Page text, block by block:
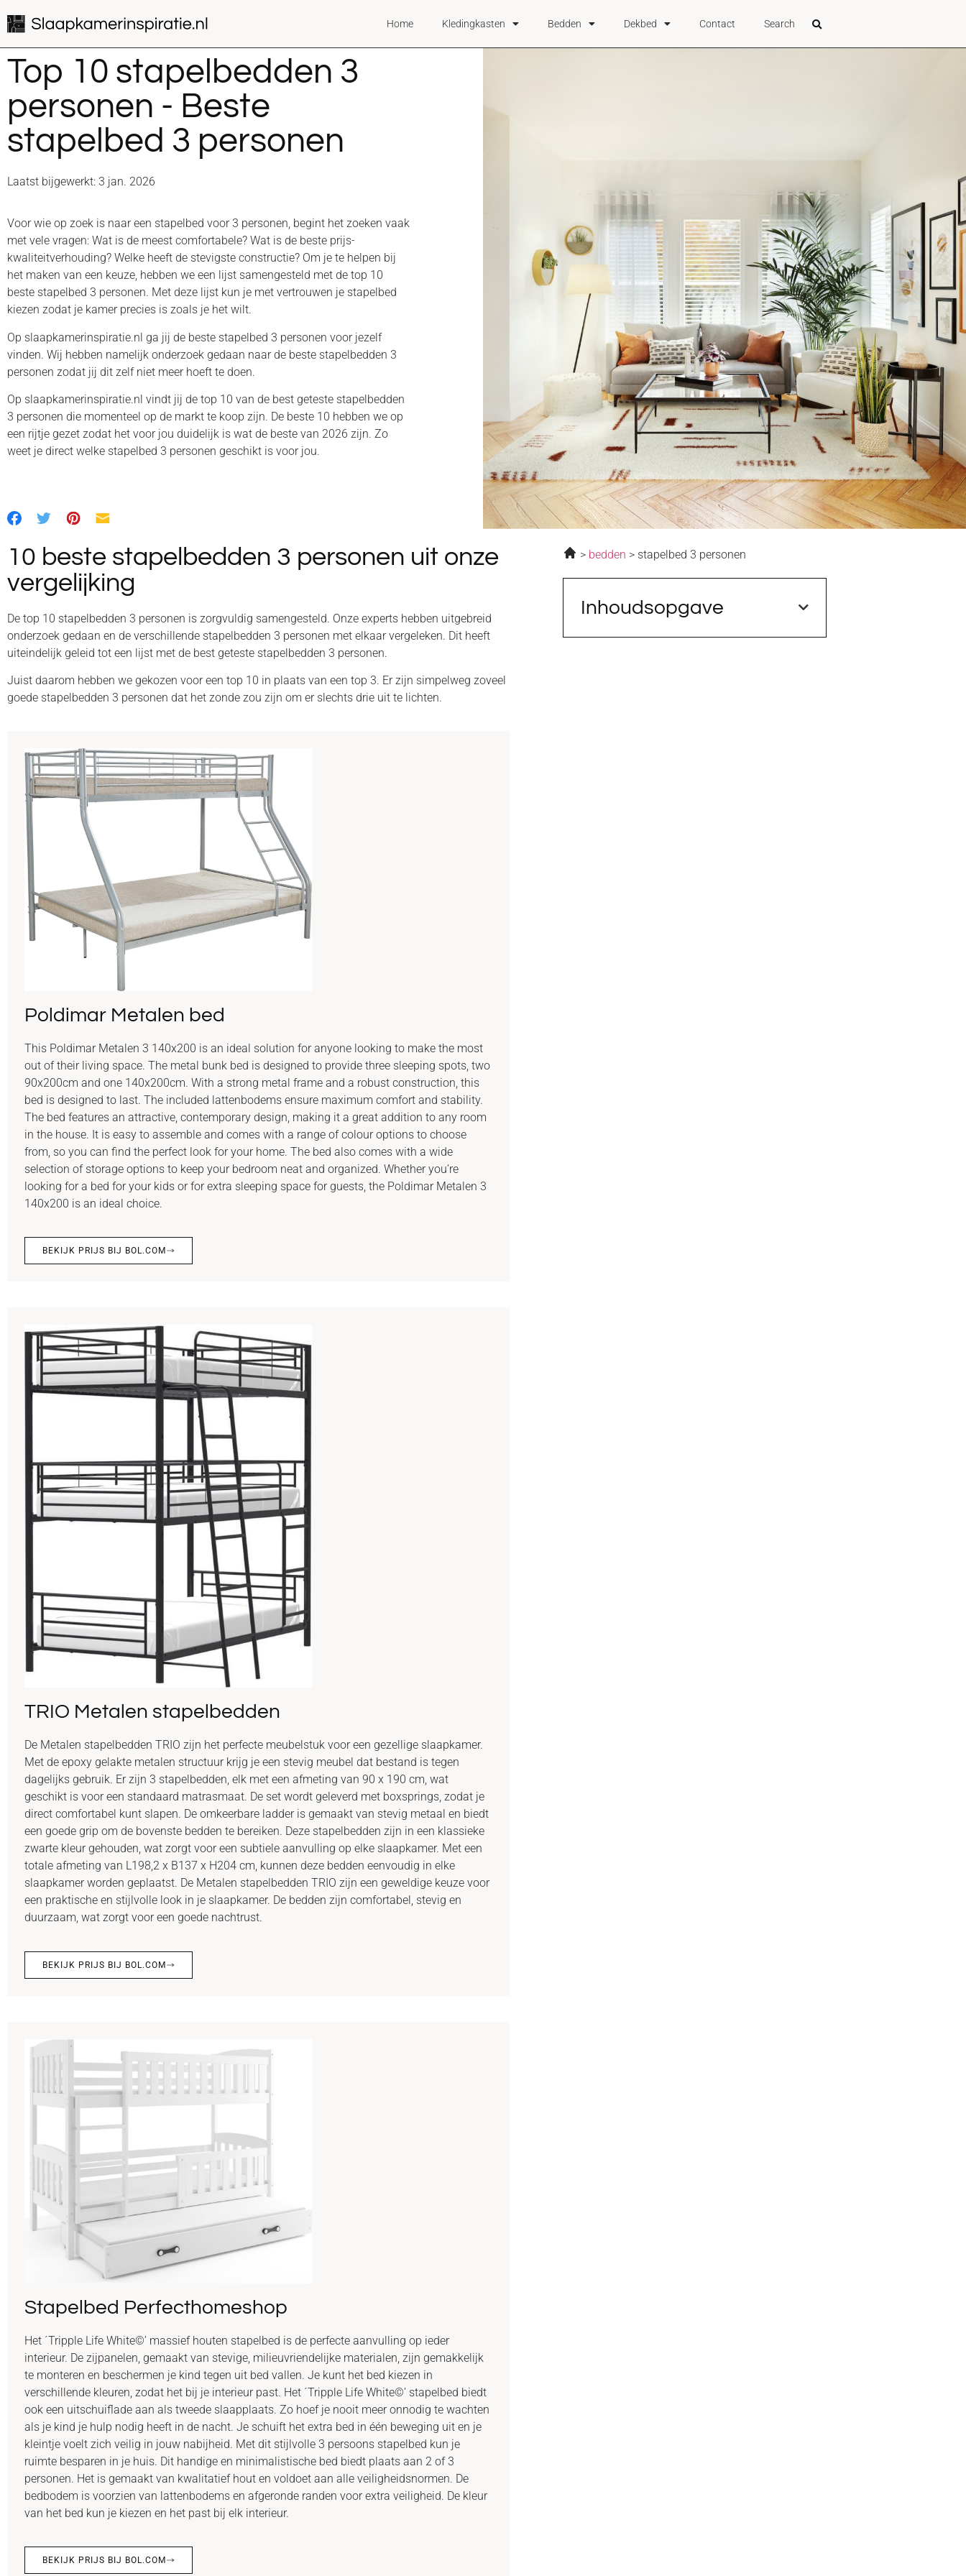
Home Kledingkasten Bedden Dekbed Contact Search
Top 10 stapelbedden 3
personen - Beste
stapelbed 3 personen
Laatst bijgewerkt: 3 jan. 2026
Voor wie op zoek is naar een stapelbed voor 3 personen, begint het zoeken vaak
met vele vragen: Wat is de meest comfortabele? Wat is de beste prijs-
kwaliteitverhouding? Welke heeft de stevigste constructie? Om je te helpen bij
het maken van een keuze, hebben we een lijst samengesteld met de top 10
beste stapelbed 3 personen. Met deze lijst kun je met vertrouwen je stapelbed
kiezen zodat je kamer precies is zoals je het wilt.
Op slaapkamerinspiratie.nl ga jij de beste stapelbed 3 personen voor jezelf
vinden. Wij hebben namelijk onderzoek gedaan naar de beste stapelbedden 3
personen zodat jij dit zelf niet meer hoeft te doen.
Op slaapkamerinspiratie.nl vindt jij de top 10 van de best geteste stapelbedden
3 personen die momenteel op de markt te koop zijn. De beste 10 hebben we op
een rijtje gezet zodat het voor jou duidelijk is wat de beste van 2026 zijn. Zo
weet je direct welke stapelbed 3 personen geschikt is voor jou.
10 beste stapelbedden 3 personen uit onze
vergelijking
De top 10 stapelbedden 3 personen is zorgvuldig samengesteld. Onze experts hebben uitgebreid
onderzoek gedaan en de verschillende stapelbedden 3 personen met elkaar vergeleken. Dit heeft
uiteindelijk geleid tot een lijst met de best geteste stapelbedden 3 personen.
Juist daarom hebben we gekozen voor een top 10 in plaats van een top 3. Er zijn simpelweg zoveel
goede stapelbedden 3 personen dat het zonde zou zijn om er slechts drie uit te lichten.
Poldimar Metalen bed
This Poldimar Metalen 3 140x200 is an ideal solution for anyone looking to make the most
out of their living space. The metal bunk bed is designed to provide three sleeping spots, two
90x200cm and one 140x200cm. With a strong metal frame and a robust construction, this
bed is designed to last. The included lattenbodems ensure maximum comfort and stability.
The bed features an attractive, contemporary design, making it a great addition to any room
in the house. It is easy to assemble and comes with a range of colour options to choose
from, so you can find the perfect look for your home. The bed also comes with a wide
selection of storage options to keep your bedroom neat and organized. Whether you’re
looking for a bed for your kids or for extra sleeping space for guests, the Poldimar Metalen 3
140x200 is an ideal choice.
BEKIJK PRIJS BIJ BOL.COM
TRIO Metalen stapelbedden
De Metalen stapelbedden TRIO zijn het perfecte meubelstuk voor een gezellige slaapkamer.
Met de epoxy gelakte metalen structuur krijg je een stevig meubel dat bestand is tegen
dagelijks gebruik. Er zijn 3 stapelbedden, elk met een afmeting van 90 x 190 cm, wat
geschikt is voor een standaard matrasmaat. De set wordt geleverd met boxsprings, zodat je
direct comfortabel kunt slapen. De omkeerbare ladder is gemaakt van stevig metaal en biedt
een goede grip om de bovenste bedden te bereiken. Deze stapelbedden zijn in een klassieke
zwarte kleur gehouden, wat zorgt voor een subtiele aanvulling op elke slaapkamer. Met een
totale afmeting van L198,2 x B137 x H204 cm, kunnen deze bedden eenvoudig in elke
slaapkamer worden geplaatst. De Metalen stapelbedden TRIO zijn een geweldige keuze voor
een praktische en stijlvolle look in je slaapkamer. De bedden zijn comfortabel, stevig en
duurzaam, wat zorgt voor een goede nachtrust.
BEKIJK PRIJS BIJ BOL.COM
Stapelbed Perfecthomeshop
Het ´Tripple Life White©’ massief houten stapelbed is de perfecte aanvulling op ieder
interieur. De zijpanelen, gemaakt van stevige, milieuvriendelijke materialen, zijn gemakkelijk
te monteren en beschermen je kind tegen uit bed vallen. Je kunt het bed kiezen in
verschillende kleuren, zodat het bij je interieur past. Het ´Tripple Life White©’ stapelbed biedt
ook een uitschuiflade aan als tweede slaapplaats. Zo hoef je nooit meer onnodig te wachten
als je kind je hulp nodig heeft in de nacht. Je schuift het extra bed in één beweging uit en je
kleintje voelt zich veilig in jouw nabijheid. Met dit stijlvolle 3 persoons stapelbed kun je
ruimte besparen in je huis. Dit handige en minimalistische bed biedt plaats aan 2 of 3
personen. Het is gemaakt van kwalitatief hout en voldoet aan alle veiligheidsnormen. De
bedbodem is voorzien van lattenbodems en afgeronde randen voor extra veiligheid. De kleur
van het bed kun je kiezen en het past bij elk interieur.
BEKIJK PRIJS BIJ BOL.COM
bedden stapelbed 3 personen
Inhoudsopgave